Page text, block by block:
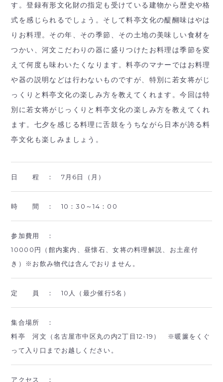
す。登録有形文化財の指定も受けている建物から歴史や格
式を感じられるでしょう。そして料亭文化の醍醐味はやは
りお料理。その年、その季節、その土地の美味しい食材を
つかい、河文こだわりの器に盛りつけたお料理は季節を変
えて何度も味わいたくなります。料亭のマナーではお料理
や器の説明などは行わないものですが、特別に若女将がじ
っくりと料亭文化の楽しみ方を教えてくれます。今回は特
別に若女将がじっくりと料亭文化の楽しみ方を教えてくれ
ます。七夕を感じる料理に舌鼓をうちながら日本が誇る料
亭文化も楽しみましょう。
日 程 ： 7月6日（月）
時 間 ： 10：30～14：00
参加費用 ：
10000円（館内案内、昼懐石、女将の料理解説、お土産付
き）※お飲み物代は含んでおりません。
定 員 ： 10人（最少催行5名）
集合場所 ：
料亭 河文（名古屋市中区丸の内2丁目12-19） ※暖簾をくぐ
って入り口までお越しください。
アクセス ：